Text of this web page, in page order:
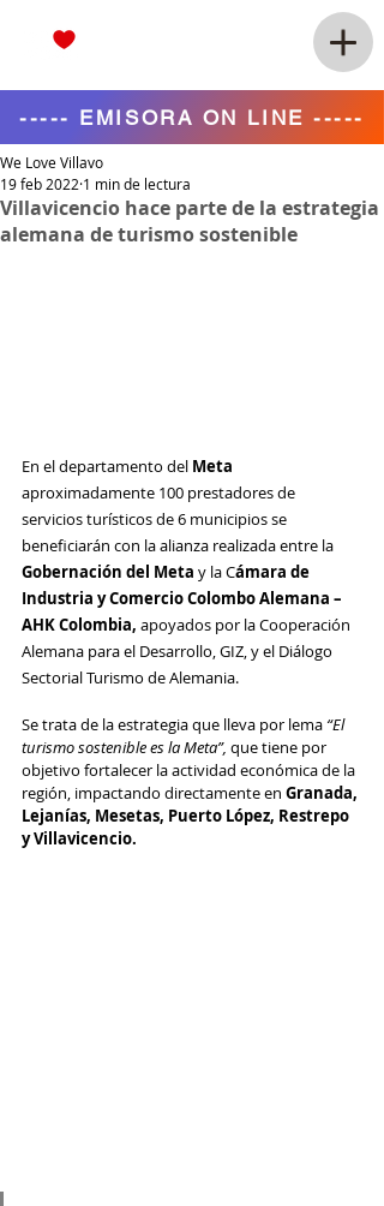
----- EMISORA ON LINE -----
Villavicencio hace parte de la estrategia
alemana de turismo sostenible
We Love Villavo
19 feb 2022 1 min de lectura
En el departamento del Meta
aproximadamente 100 prestadores de
servicios turísticos de 6 municipios se
beneficiarán con la alianza realizada entre la
Gobernación del Meta y la Cámara de
Industria y Comercio Colombo Alemana –
AHK Colombia, apoyados por la Cooperación
Alemana para el Desarrollo, GIZ, y el Diálogo
Sectorial Turismo de Alemania.
Se trata de la estrategia que lleva por lema “El
turismo sostenible es la Meta”, que tiene por
objetivo fortalecer la actividad económica de la
región, impactando directamente en Granada,
Lejanías, Mesetas, Puerto López, Restrepo
y Villavicencio.